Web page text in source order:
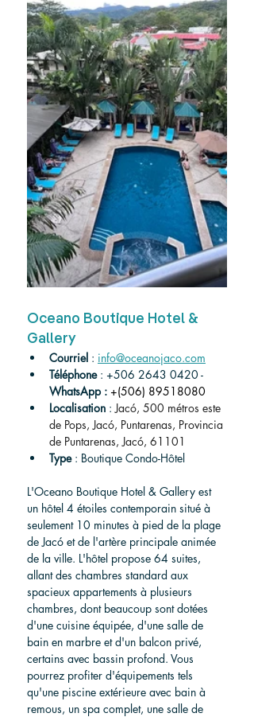
Oceano Boutique Hotel &
Gallery
Courriel : info@oceanojaco.com
Téléphone : +506 2643 0420 -
WhatsApp : +(506) 89518080
Localisation : Jacó, 500 métros este
de Pops, Jacó, Puntarenas, Provincia
de Puntarenas, Jacó, 61101
Type : Boutique Condo-Hôtel
L'Oceano Boutique Hotel & Gallery est
un hôtel 4 étoiles contemporain situé à
seulement 10 minutes à pied de la plage
de Jacó et de l'artère principale animée
de la ville. L'hôtel propose 64 suites,
allant des chambres standard aux
spacieux appartements à plusieurs
chambres, dont beaucoup sont dotées
d'une cuisine équipée, d'une salle de
bain en marbre et d'un balcon privé,
certains avec bassin profond. Vous
pourrez profiter d'équipements tels
qu'une piscine extérieure avec bain à
remous, un spa complet, une salle de